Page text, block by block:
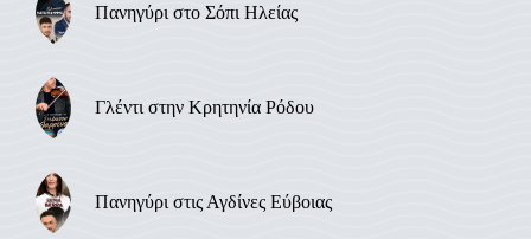
Πανηγύρι στο Σόπι Ηλείας
Γλέντι στην Κρητηνία Ρόδου
Πανηγύρι στις Αγδίνες Εύβοιας